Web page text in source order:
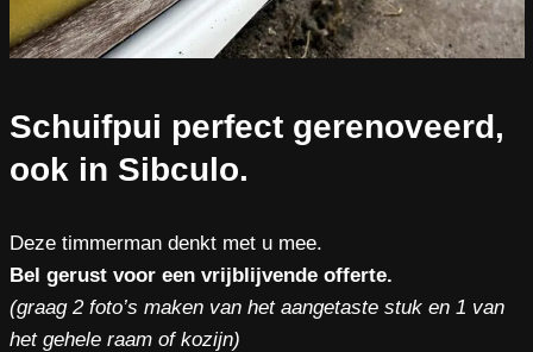
Schuifpui perfect gerenoveerd,
ook in Sibculo.
Deze timmerman denkt met u mee.
Bel gerust voor een vrijblijvende offerte.
(graag 2 foto’s maken van het aangetaste stuk en 1 van
het gehele raam of kozijn)